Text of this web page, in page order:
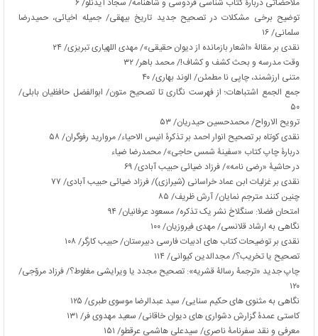
ملاحضاتی دربارۀ کتاب شناسی فردوسی و شاهنامه/ سجاد آیدنلو/ ۶
توضیح برخی مشکلات در تصحیح جدید تاریخ بیهقی/ جمیله اخیائی، حمیدرضا
سلمانی/ ۱۶
نقدی بر مقالۀ «اشعار بازمانده از دیوان حقیقی»/ مهدی اللهیاری تبریزی/ ۲۴
وقت مدرسه و بحث کشف و کشاف!/ محمد باهر/ ۳۲
متنی ارزشمند، چاپی نا مطمئن/ الوند بهاری/ ۴۰
جمع الجمع اشتباهات؛ از فهرست نگاری تا تصحیح متون/ ابوالفضل حافظیان بابلی/
۵۰
ترویح الارواح/ محمدحسین حیدریان/ ۵۳
نقدی کوتاه بر تصحیح انوار احمد بر تذکرۀ انیس الاحیاء/ مروارید رفوگران/ ۵۸
دربارۀ چاپ کتاب «سفینۀ شمس حاجی»/ محمدرضا ضیاء
در حاشیۀ «رضی نامه»/ فرزاد ضیائی حبیب آبادی/ ۶۹
نقدی بر غزلیات ابن عماد خراسانی (شیرازی)/ فرزاد ضیائی حبیب آبادی/ ۷۷
چنین کنند مترجم نمایان/ آرش ظریف/ ۸۵
امتحان فضلا: سنگلاخ نشر یک تذکره/ مسعود عرفانیان/ ۹۴
نگاهی به ارشاد قلانسی/ مهدی فیروزیان/ ۱۰۰
نقدی بر توضیحات کتاب های ادبیات فارسی دبیرستان/ حبیب کارگر/ ۱۰۸
تصحیح یا تخریب؟/ مجدالدین کیوانی/ ۱۱۴
چاپ جدید «ترجمۀ رسالۀ قشریه»: تصحیح مجدد یا ویرایشی مغلوط؟/ فرزاد مروّجی/
۱۲۰
نگاهی به مثنوی های حکیم سنایی/ سید عبدالرضا موسوی طبری/ ۱۲۵
کاستی عمدۀ گزارش دشواری های دیوان خاقانی/ سعید مهدوی فر/ ۱۳۱
معرفی و نقد سفرنامۀ ناصری/ سیدعلی هاشمی عرقطو/ ۱۵۱